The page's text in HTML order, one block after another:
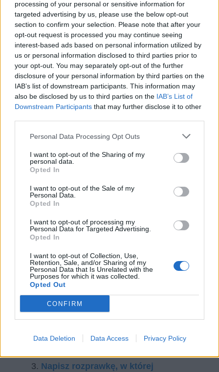
processing of your personal or sensitive information for
targeted advertising by us, please use the below opt-out
section to confirm your selection. Please note that after your
opt-out request is processed you may continue seeing
interest-based ads based on personal information utilized by
us or personal information disclosed to third parties prior to
your opt-out. You may separately opt-out of the further
disclosure of your personal information by third parties on the
IAB’s list of downstream participants. This information may
also be disclosed by us to third parties on the IAB’s List of
Downstream Participants that may further disclose it to other
Personal Data Processing Opt Outs
I want to opt-out of the Sharing of my
personal data.
Opted In
I want to opt-out of the Sale of my
Personal Data.
Opted In
I want to opt-out of processing my
Personal Data for Targeted Advertising.
Opted In
I want to opt-out of Collection, Use,
Retention, Sale, and/or Sharing of my
Personal Data that Is Unrelated with the
Purposes for which it was collected.
Opted Out
CONFIRM
Data Deletion Data Access Privacy Policy
Czytaj także:
Rozważ, jaką rolę w utworze literackim
pełni konstrukcja czasu. Punktem
tekstu Doroty Korwin-Piotrowskiej. W
obowiązkowej, utworów literackich z
dwóch różnych epok oraz wybranego
kontekstu.
Motyw winy, kary i odpuszczenia.
Omów zagadnienie na podstawie
swojej odpowiedzi uwzględnij również
Napisz rozprawkę, w której